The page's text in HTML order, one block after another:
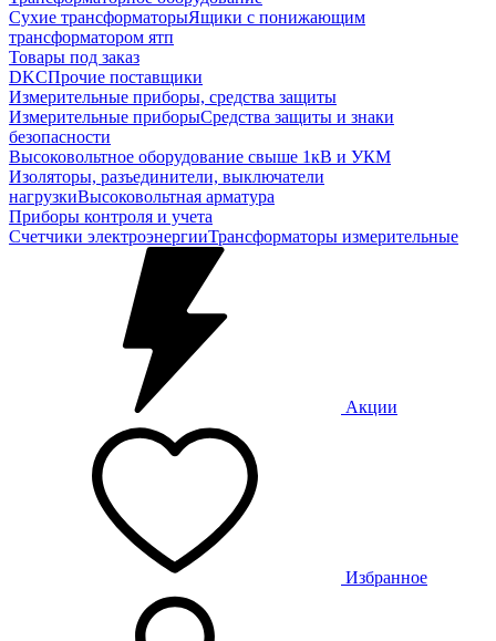
Сухие трансформаторыЯщики с понижающим
трансформатором ятп
Товары под заказ
DKCПрочие поставщики
Измерительные приборы, средства защиты
Измерительные приборыСредства защиты и знаки
безопасности
Высоковольтное оборудование свыше 1кВ и УКМ
Изоляторы, разъединители, выключатели
нагрузкиВысоковольтная арматура
Приборы контроля и учета
Счетчики электроэнергииТрансформаторы измерительные
Акции
Избранное